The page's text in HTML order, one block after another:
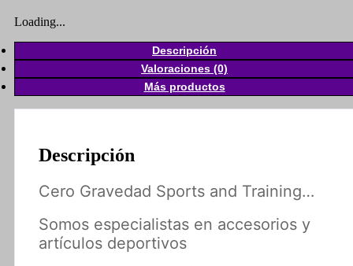
Loading...
Descripción
Valoraciones (0)
Más productos
Descripción
Cero Gravedad Sports and Training…
Somos especialistas en accesorios y
artículos deportivos